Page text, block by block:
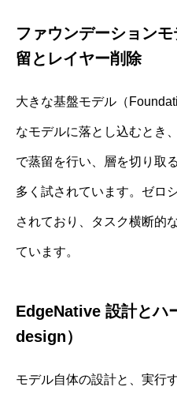
ファウンデーション
留とレイヤー削除
大きな基盤モデル（
なモデルに落とし込むとき
で蒸留を行い、層を切り取
多く試されています。ゼロ
されており、タスク横断的
ています。
EdgeNative 設計とハ
design）
モデル自体の設計と、実行